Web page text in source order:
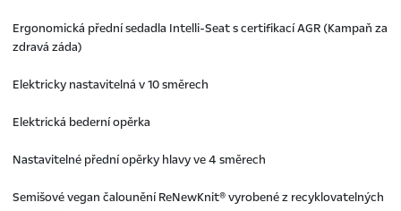
Ergonomická přední sedadla Intelli-Seat s certifikací AGR (Kampaň za
zdravá záda)
Elektricky nastavitelná v 10 směrech
Elektrická bederní opěrka
Nastavitelné přední opěrky hlavy ve 4 směrech
Semišové vegan čalounění ReNewKnit® vyrobené z recyklovatelných